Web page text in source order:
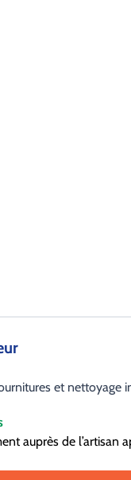
et nettoyage
auprès de l’artisan